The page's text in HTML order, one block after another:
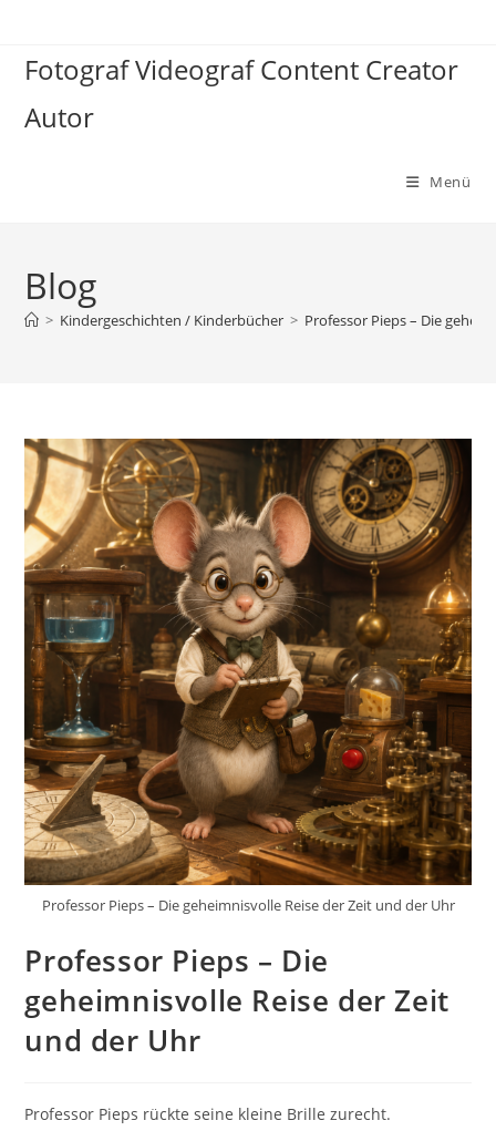
springen
Fotograf Videograf Content Creator
Autor
Menü
Blog
> Kindergeschichten / Kinderbücher > Professor Pieps – Die
Professor Pieps – Die geheimnisvolle Reise der Zeit und der Uhr
Professor Pieps – Die
geheimnisvolle Reise der Zeit
und der Uhr
Professor Pieps rückte seine kleine Brille zurecht.